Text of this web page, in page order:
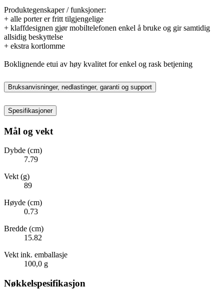
Produktegenskaper / funksjoner:
+ alle porter er fritt tilgjengelige
+ klaffdesignen gjør mobiltelefonen enkel å bruke og gir samtidig
allsidig beskyttelse
+ ekstra kortlomme
Boklignende etui av høy kvalitet for enkel og rask betjening
Bruksanvisninger, nedlastinger, garanti og support
Spesifikasjoner
Mål og vekt
Dybde (cm)
7.79
Vekt (g)
89
Høyde (cm)
0.73
Bredde (cm)
15.82
Vekt ink. emballasje
100,0 g
Nøkkelspesifikasjon